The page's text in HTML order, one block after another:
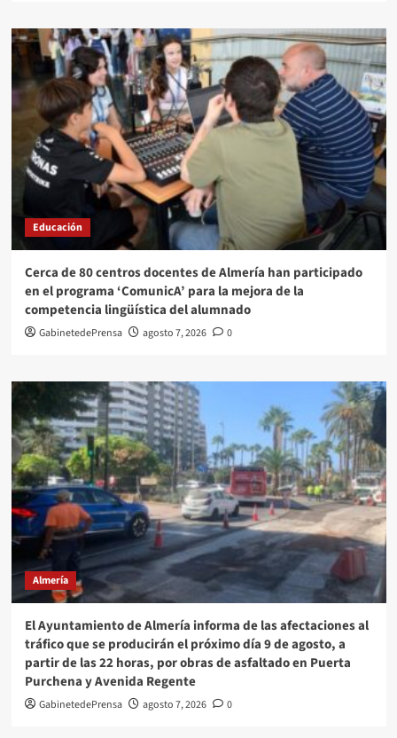
Educación
Cerca de 80 centros docentes de Almería han participado
en el programa ‘ComunicA’ para la mejora de la
competencia lingüística del alumnado
GabinetedePrensa agosto 7, 2026 0
Almería
El Ayuntamiento de Almería informa de las afectaciones al
tráfico que se producirán el próximo día 9 de agosto, a
partir de las 22 horas, por obras de asfaltado en Puerta
Purchena y Avenida Regente
GabinetedePrensa agosto 7, 2026 0